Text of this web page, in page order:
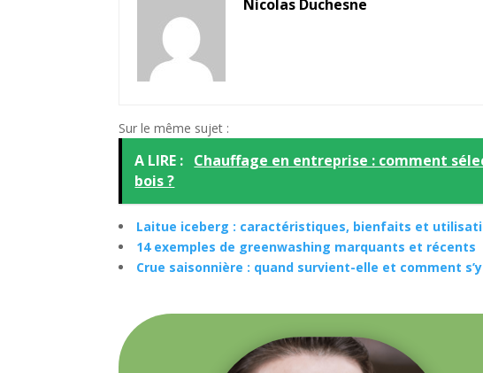
Nicolas Duchesne
Sur le même sujet :
A LIRE : Chauffage en entreprise : comment
bois ?
Laitue iceberg : caractéristiques, bienfaits et
14 exemples de greenwashing marquants et récents
Crue saisonnière : quand survient-elle et comment